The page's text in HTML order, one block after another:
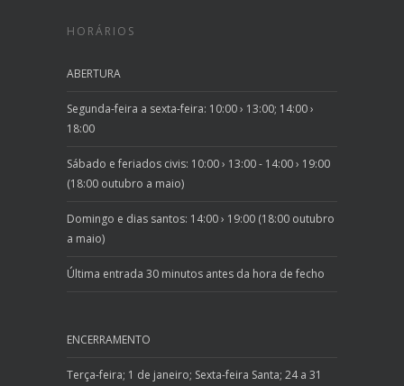
HORÁRIOS
ABERTURA
Segunda-feira a sexta-feira: 10:00 › 13:00; 14:00 ›
18:00
Sábado e feriados civis: 10:00 › 13:00 - 14:00 › 19:00
(18:00 outubro a maio)
Domingo e dias santos: 14:00 › 19:00 (18:00 outubro
a maio)
Última entrada 30 minutos antes da hora de fecho
ENCERRAMENTO
Terça-feira; 1 de janeiro; Sexta-feira Santa; 24 a 31